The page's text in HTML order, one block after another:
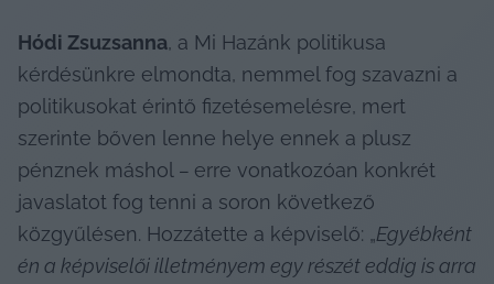
Hódi Zsuzsanna, a Mi Hazánk politikusa
kérdésünkre elmondta, nemmel fog szavazni a
politikusokat érintő fizetésemelésre, mert
szerinte bőven lenne helye ennek a plusz
pénznek máshol – erre vonatkozóan konkrét
javaslatot fog tenni a soron következő
közgyűlésen. Hozzátette a képviselő: „Egyébként
én a képviselői illetményem egy részét eddig is arra